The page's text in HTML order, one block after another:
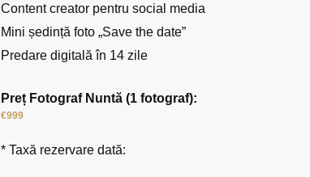
Content creator pentru social media
Mini ședință foto „Save the date”
Predare digitală în 14 zile
Preț Fotograf Nuntă (1 fotograf):
€999
* Taxă rezervare dată: